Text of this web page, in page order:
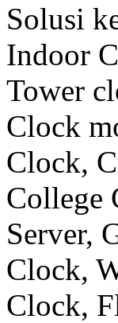
Solusi
Indoor
Tower
Clock
Clock,
College
Server,
Clock,
Clock,